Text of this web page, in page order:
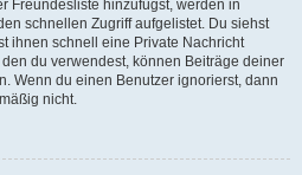
Freundesliste hinzufügst, werden in
schnellen Zugriff aufgelistet. Du siehst
ihnen schnell eine Private Nachricht
du verwendest, können Beiträge deiner
Wenn du einen Benutzer ignorierst, dann
nicht.